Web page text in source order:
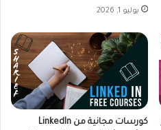
يوليو 1, 2026
كورسات مجانية من LinkedIn